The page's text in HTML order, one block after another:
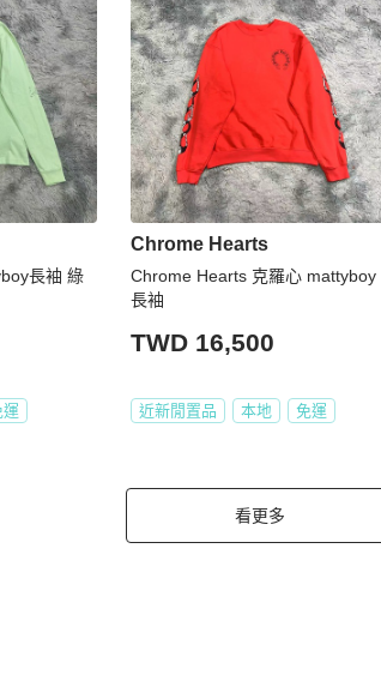
長袖 綠
運
Chrome Hearts
Chrome Hearts 克羅心 mattyboy
長袖
TWD 16,500
近新閒置品 本地 免運
看更多